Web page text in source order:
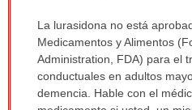
La lurasidona no está
Medicamentos y Alimentos
Administration, FDA) para el
conductuales en adultos
demencia. Hable con el